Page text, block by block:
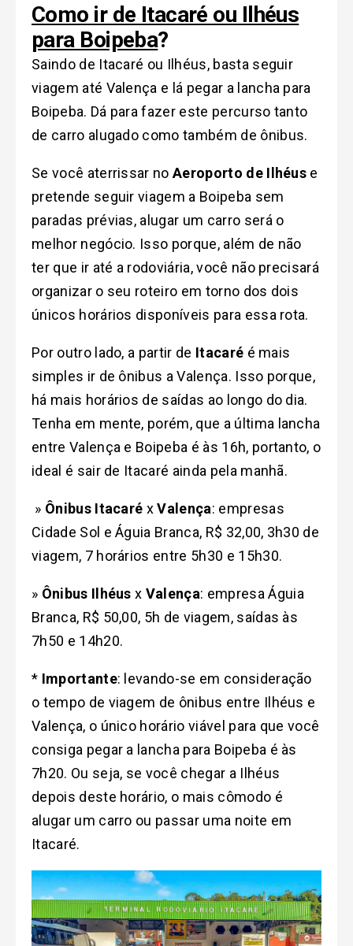
Como ir de Itacaré ou Ilhéus
para Boipeba?
Saindo de Itacaré ou Ilhéus, basta seguir
viagem até Valença e lá pegar a lancha para
Boipeba. Dá para fazer este percurso tanto
de carro alugado como também de ônibus.
Se você aterrissar no Aeroporto de Ilhéus e
pretende seguir viagem a Boipeba sem
paradas prévias, alugar um carro será o
melhor negócio. Isso porque, além de não
ter que ir até a rodoviária, você não precisará
organizar o seu roteiro em torno dos dois
únicos horários disponíveis para essa rota.
Por outro lado, a partir de Itacaré é mais
simples ir de ônibus a Valença. Isso porque,
há mais horários de saídas ao longo do dia.
Tenha em mente, porém, que a última lancha
entre Valença e Boipeba é às 16h, portanto, o
ideal é sair de Itacaré ainda pela manhã.
» Ônibus Itacaré xValença: empresas
Cidade Sol e Águia Branca, R$ 32,00, 3h30 de
viagem, 7 horários entre 5h30 e 15h30.
» Ônibus Ilhéus x Valença: empresa Águia
Branca, R$ 50,00, 5h de viagem, saídas às
7h50 e 14h20.
* Importante: levando-se em consideração
o tempo de viagem de ônibus entre Ilhéus e
Valença, o único horário viável para que você
consiga pegar a lancha para Boipeba é às
7h20. Ou seja, se você chegar a Ilhéus
depois deste horário, o mais cômodo é
alugar um carro ou passar uma noite em
Itacaré.